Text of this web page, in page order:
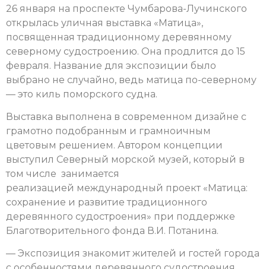
26 января на проспекте Чумбарова-Лучинского
открылась уличная выставка «Матица»,
посвященная традиционному деревянному
северному судостроению. Она продлится до 15
февраля. Название для экспозиции было
выбрано не случайно, ведь матица по-северному
— это киль поморского судна.
Выставка выполнена в современном дизайне с
грамотно подобранным и грамноичным
цветовым решением. Автором концепции
выступил Северный морской музей, который в
том числе занимается
реализацией международный проект «Матица:
сохранение и развитие традиционного
деревянного судостроения» при поддержке
Благотворительного фонда В.И. Потанина.
— Экспозиция знакомит жителей и гостей города